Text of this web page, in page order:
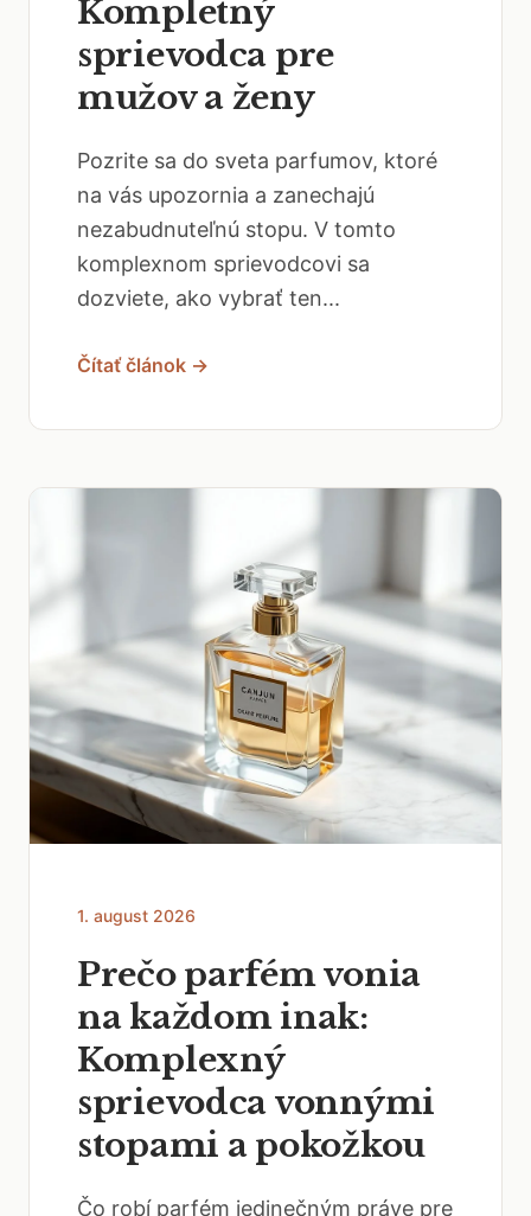
Kompletný
sprievodca pre
mužov a ženy
Pozrite sa do sveta parfumov, ktoré
na vás upozornia a zanechajú
nezabudnuteľnú stopu. V tomto
komplexnom sprievodcovi sa
dozviete, ako vybrať ten...
Čítať článok →
1. august 2026
Prečo parfém vonia
na každom inak:
Komplexný
sprievodca vonnými
stopami a pokožkou
Čo robí parfém jedinečným práve pre